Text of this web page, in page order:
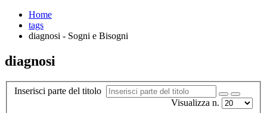
Home
tags
diagnosi - Sogni e Bisogni
diagnosi
Inserisci parte del titolo
Visualizza n.